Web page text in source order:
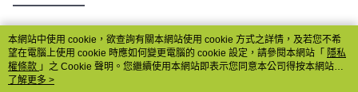
熱門標籤
本網站中使用 cookie，欲查詢有關本網站使用 cookie 方式之詳情，及若您不希
望在電腦上使用 cookie 時應如何變更電腦的 cookie 設定，請參閱本網站「 隱私
權條款 」之 Cookie 聲明。您繼續使用本網站即表示您同意本公司得按本網站使
用條款之 Cookie 聲明使用 cookie。
了解更多 >